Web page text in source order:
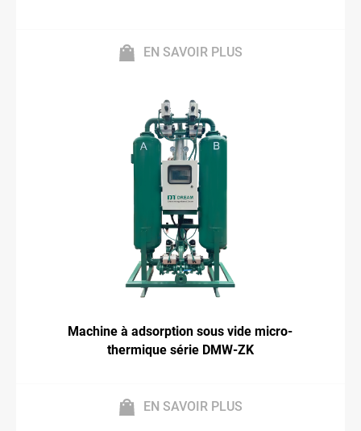
EN SAVOIR PLUS
Machine à adsorption sous vide micro-
thermique série DMW-ZK
EN SAVOIR PLUS